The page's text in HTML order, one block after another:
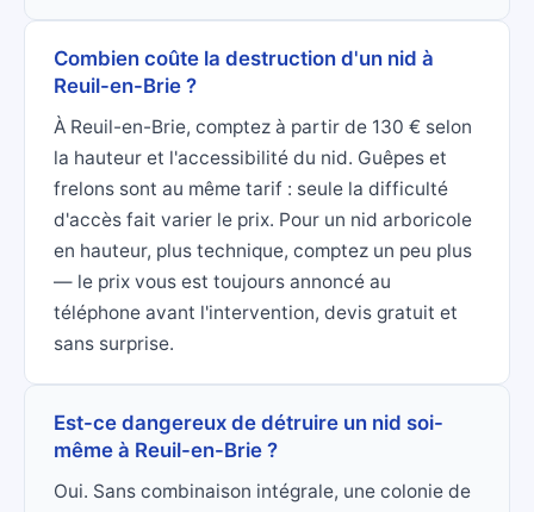
Combien coûte la destruction d'un nid à
Reuil-en-Brie ?
À Reuil-en-Brie, comptez à partir de 130 € selon
la hauteur et l'accessibilité du nid. Guêpes et
frelons sont au même tarif : seule la difficulté
d'accès fait varier le prix. Pour un nid arboricole
en hauteur, plus technique, comptez un peu plus
— le prix vous est toujours annoncé au
téléphone avant l'intervention, devis gratuit et
sans surprise.
Est-ce dangereux de détruire un nid soi-
même à Reuil-en-Brie ?
Oui. Sans combinaison intégrale, une colonie de